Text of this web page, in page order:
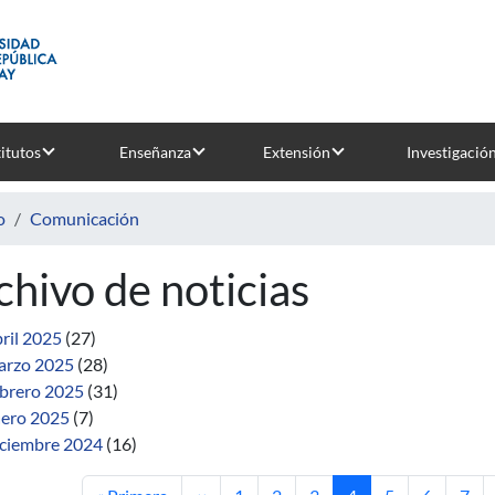
Enseñanza Extensión Investigación
Comunicación
de noticias
2025 (27)
2025 (28)
2025 (31)
2025 (7)
2024 (16)